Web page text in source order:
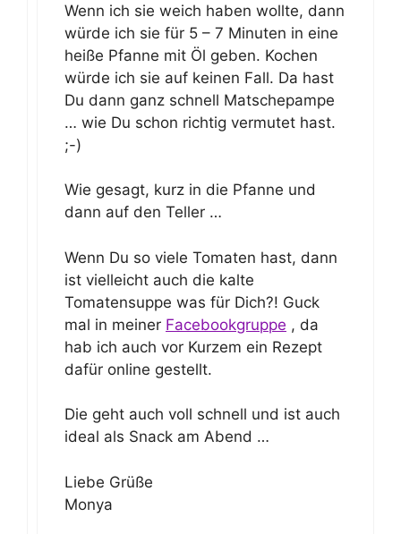
Wenn ich sie weich haben wollte, dann
würde ich sie für 5 – 7 Minuten in eine
heiße Pfanne mit Öl geben. Kochen
würde ich sie auf keinen Fall. Da hast
Du dann ganz schnell Matschepampe
… wie Du schon richtig vermutet hast.
;-)
Wie gesagt, kurz in die Pfanne und
dann auf den Teller …
Wenn Du so viele Tomaten hast, dann
ist vielleicht auch die kalte
Tomatensuppe was für Dich?! Guck
mal in meiner Facebookgruppe , da
hab ich auch vor Kurzem ein Rezept
dafür online gestellt.
Die geht auch voll schnell und ist auch
ideal als Snack am Abend …
Liebe Grüße
Monya